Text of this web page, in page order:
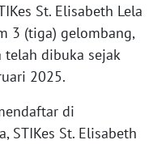
St. Elisabeth Lela
3 (tiga) gelombang,
dibuka sejak
2025.
di
STIKes St. Elisabeth